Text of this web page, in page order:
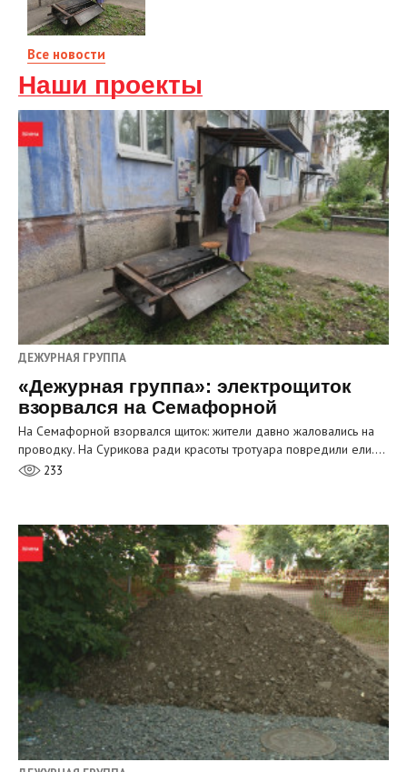
Все новости
Наши проекты
ДЕЖУРНАЯ ГРУППА
«Дежурная группа»: электрощиток
взорвался на Семафорной
На Семафорной взорвался щиток: жители давно жаловались на
проводку. На Сурикова ради красоты тротуара повредили ели.…
233